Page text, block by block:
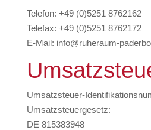
Telefon: +49 (0)5251 8762162
Telefax: +49 (0)5251 8762172
E-Mail: info@ruheraum-
Umsatzsteuer-
Umsatzsteuergesetz:
DE 815383948